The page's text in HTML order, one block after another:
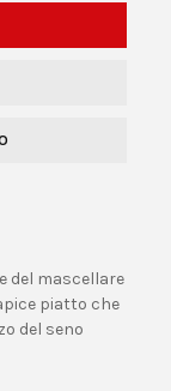
del mascellare
piatto che
del seno